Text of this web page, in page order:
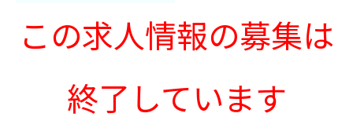
この求人情報の募集は
終了しています